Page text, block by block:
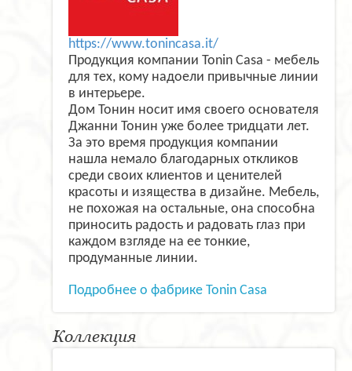
https://www.tonincasa.it/
Продукция компании Tonin Casa - мебель
для тех, кому надоели привычные линии
в интерьере.
Дом Тонин носит имя своего основателя
Джанни Тонин уже более тридцати лет.
За это время продукция компании
нашла немало благодарных откликов
среди своих клиентов и ценителей
красоты и изящества в дизайне. Мебель,
не похожая на остальные, она способна
приносить радость и радовать глаз при
каждом взгляде на ее тонкие,
продуманные линии.
Подробнее о фабрике Tonin Casa
Коллекция